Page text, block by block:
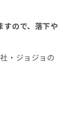
ので、落下や
・ジョジョの